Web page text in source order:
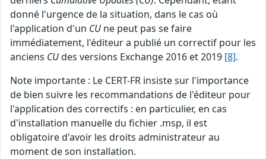
donné l'urgence de la situation, dans le cas où
l'application d'un CU ne peut pas se faire
immédiatement, l'éditeur a publié un correctif pour les
anciens CUdes versions Exchange 2016 et 2019 [8].
Note importante : Le CERT-FR insiste sur l'importance
de bien suivre les recommandations de l'éditeur pour
l'application des correctifs : en particulier, en cas
d'installation manuelle du fichier .msp, il est
obligatoire d'avoir les droits administrateur au
moment de son installation.